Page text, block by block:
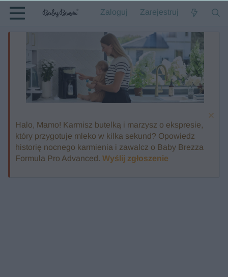
Zaloguj Zarejestruj
Halo, Mamo! Karmisz butelką i marzysz o ekspresie,
który przygotuje mleko w kilka sekund? Opowiedz
historię nocnego karmienia i zawalcz o Baby Brezza
Formula Pro Advanced. Wyślij zgłoszenie